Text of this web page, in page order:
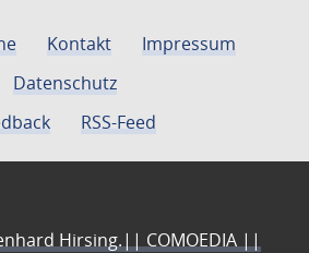
Kontakt
Impressum
Datenschutz
RSS-Feed
Hirsing.|| COMOEDIA ||